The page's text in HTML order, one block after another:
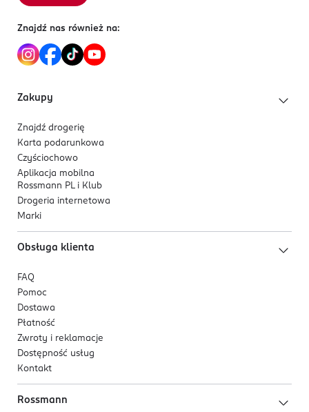
Znajdź nas również na:
Zakupy
Znajdź drogerię
Karta podarunkowa
Czyściochowo
Aplikacja mobilna
Rossmann PL i Klub
Drogeria internetowa
Marki
Obsługa klienta
FAQ
Pomoc
Dostawa
Płatność
Zwroty i reklamacje
Dostępność usług
Kontakt
Rossmann